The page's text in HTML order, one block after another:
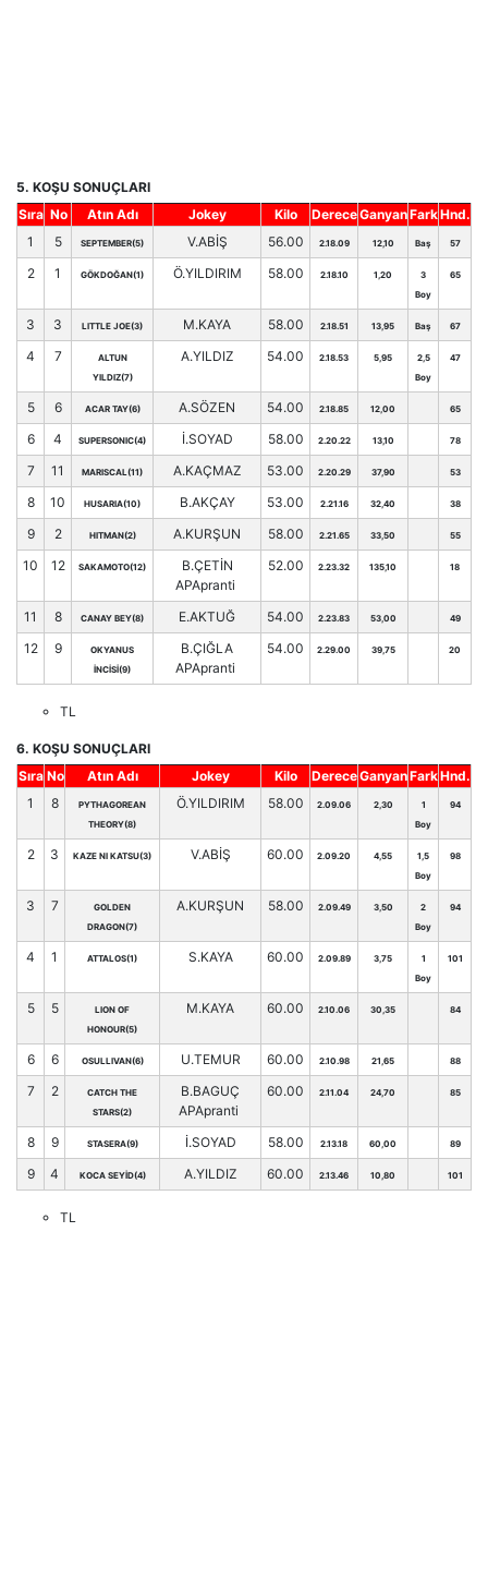
5. KOŞU SONUÇLARI
Sıra No Atın Adı Jokey Kilo DereceGanyanFarkHnd.
1
5 SEPTEMBER(5) V.ABİŞ 56.00 2.18.09 12,10 Baş 57
2 1 GÖKDOĞAN(1) Ö.YILDIRIM 58.00 2.18.10 1,20
3
Boy
65
3 3 LITTLE JOE(3) M.KAYA 58.00 2.18.51 13,95 Baş 67
4 7
ALTUN
YILDIZ(7)
A.YILDIZ 54.00 2.18.53 5,95
2,5
Boy
47
5 6 ACAR TAY(6) A.SÖZEN 54.00 2.18.85 12,00 65
6 4 SUPERSONIC(4) İ.SOYAD 58.00 2.20.22 13,10 78
7 11 MARISCAL(11) A.KAÇMAZ 53.00 2.20.29 37,90 53
8 10 HUSARIA(10) B.AKÇAY 53.00 2.21.16 32,40 38
9 2 HITMAN(2) A.KURŞUN 58.00 2.21.65 33,50 55
10 12 SAKAMOTO(12)
B.ÇETİN
APApranti
52.00 2.23.32 135,10 18
11 8 CANAY BEY(8) E.AKTUĞ 54.00 2.23.83 53,00 49
12 9
OKYANUS
İNCİSİ(9)
B.ÇIĞLA
APApranti
54.00 2.29.00 39,75 20
TL
6. KOŞU SONUÇLARI
Sıra No Atın Adı Jokey Kilo DereceGanyanFarkHnd.
1
8
PYTHAGOREAN
THEORY(8)
Ö.YILDIRIM 58.00 2.09.06 2,30
1
Boy
94
2 3 KAZE NI KATSU(3) V.ABİŞ 60.00 2.09.20 4,55
1,5
Boy
98
3 7
GOLDEN
DRAGON(7)
A.KURŞUN 58.00 2.09.49 3,50
2
Boy
94
4 1 ATTALOS(1) S.KAYA 60.00 2.09.89 3,75
1
Boy
101
5 5
LION OF
HONOUR(5)
M.KAYA 60.00 2.10.06 30,35 84
6 6 OSULLIVAN(6) U.TEMUR 60.00 2.10.98 21,65 88
7 2
CATCH THE
STARS(2)
B.BAGUÇ
APApranti
60.00 2.11.04 24,70 85
8 9 STASERA(9) İ.SOYAD 58.00 2.13.18 60,00 89
9 4 KOCA SEYİD(4) A.YILDIZ 60.00 2.13.46 10,80 101
TL